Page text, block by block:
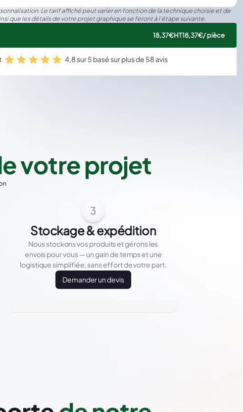
13,41€/ pièce
Le tarif affiché peut varier en fonction de la technique choisie et de
que les détails de votre projet graphique se feront à l’étape suivante.
18,37€HT18,37€/ pièce
4,8 sur 5 basé sur plus de 58 avis
votre projet
3
Stockage & expédition
Nous stockons vos produits et gérons les
envois pour vous — un gain de temps et une
logistique simplifiée, sans effort de votre part.
Demander un devis